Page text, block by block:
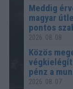
Meddig
magyar
pontos
2026. 08. 08.
Közös
pénz a
2026. 08. 07.